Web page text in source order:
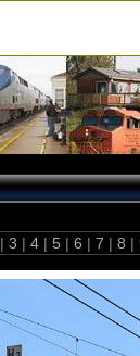
| 3 | 4 | 5 | 6 | 7 | 8 |